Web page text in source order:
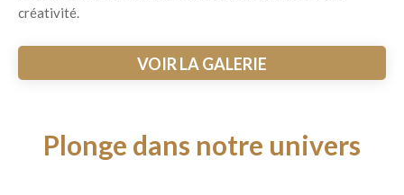
créativité.
VOIR LA GALERIE
Plonge dans notre univers